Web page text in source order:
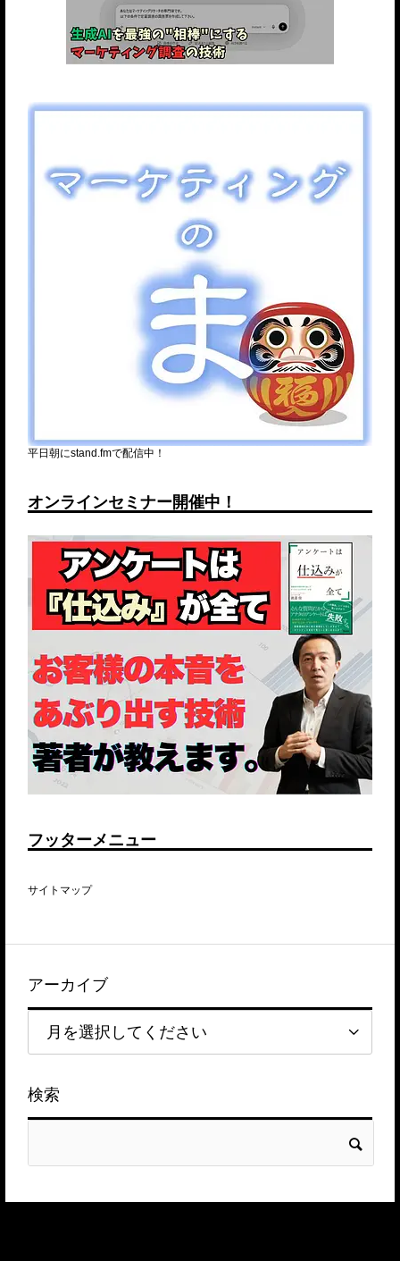
平日朝にstand.fmで配信中！
オンラインセミナー開催中！
フッターメニュー
サイトマップ
アーカイブ
検索